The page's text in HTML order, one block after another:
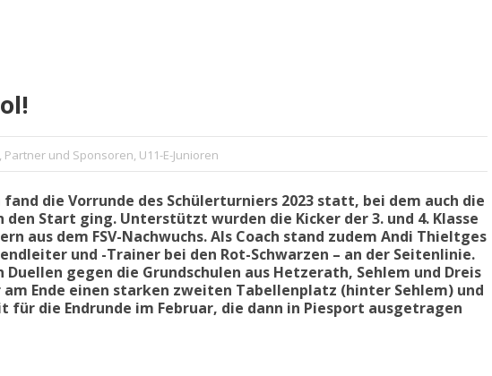
, Partner und Sponsoren, U11-E-Junioren
die Vorrunde des Schülerturniers 2023 statt, bei dem auch die
den Start ging. Unterstützt wurden die Kicker der 3. und 4. Klasse
aus dem FSV-Nachwuchs. Als Coach stand zudem Andi Thieltges
und -Trainer bei den Rot-Schwarzen – an der Seitenlinie.
Duellen gegen die Grundschulen aus Hetzerath, Sehlem und Dreis
Ende einen starken zweiten Tabellenplatz (hinter Sehlem) und
für die Endrunde im Februar, die dann in Piesport ausgetragen